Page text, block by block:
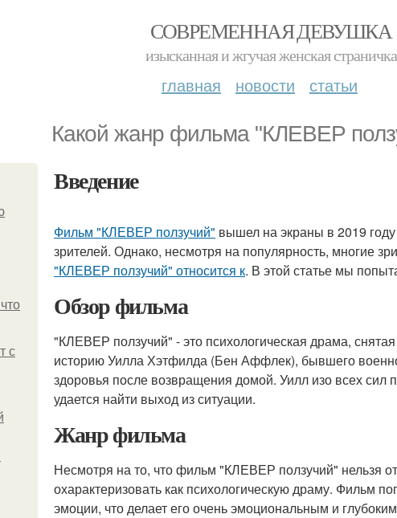
СОВРЕМЕННАЯ ДЕВУШКА
изысканная и жгучая женская страничка
главная новости статьи
Какой жанр фильма "КЛЕВЕР
с
Введение
Фильм "КЛЕВЕР ползучий" вышел на экраны в 2019
зрителей. Однако, несмотря на популярность, многие
"КЛЕВЕР ползучий" относится к. В этой статье мы
Обзор фильма
"КЛЕВЕР ползучий" - это психологическая драма,
историю Уилла Хэтфилда (Бен Аффлек), бывшего
здоровья после возвращения домой. Уилл изо всех
удается найти выход из ситуации.
Жанр фильма
Несмотря на то, что фильм "КЛЕВЕР ползучий" нельзя
охарактеризовать как психологическую драму. Фильм
эмоции, что делает его очень эмоциональным и